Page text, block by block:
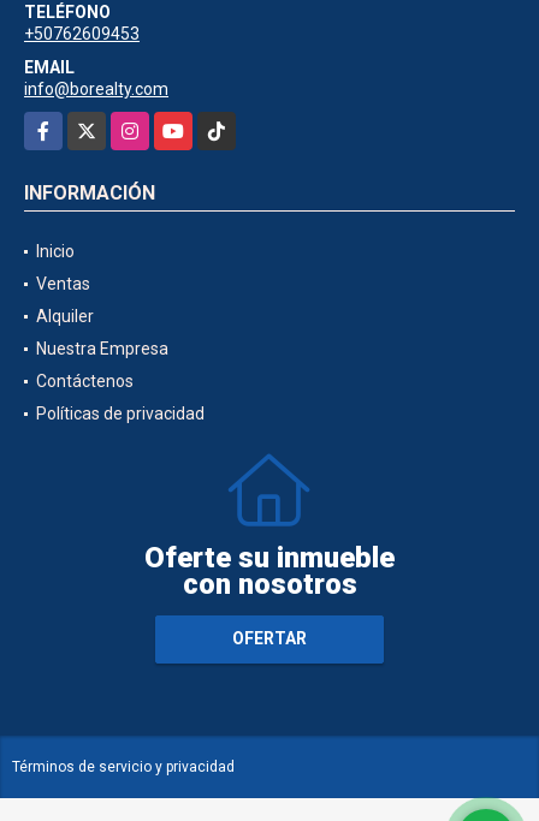
TELÉFONO
+50762609453
EMAIL
info@borealty.com
Facebook
InstagramYouTubeTikTok
INFORMACIÓN
Inicio
Ventas
Alquiler
Nuestra Empresa
Contáctenos
Políticas de privacidad
Oferte su inmueble
con nosotros
OFERTAR
Términos de servicio y privacidad